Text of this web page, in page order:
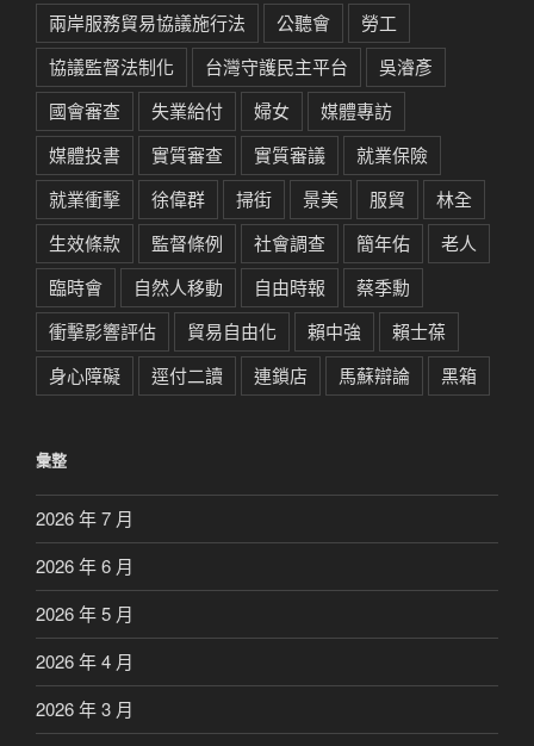
兩岸服務貿易協議施行法
公聽會
勞工
協議監督法制化
台灣守護民主平台
吳濬彥
國會審查
失業給付 婦女
媒體專訪
媒體投書
實質審查 實質審議
就業保險
就業衝擊
徐偉群 掃街 景美 服貿
林全
生效條款
監督條例 社會調查 簡年佑
老人
臨時會
自然人移動 自由時報
蔡季勳
衝擊影響評估
貿易自由化 賴中強
賴士葆
身心障礙
逕付二讀 連鎖店 馬蘇辯論 黑箱
彙整
2026 年 7 月
2026 年 6 月
2026 年 5 月
2026 年 4 月
2026 年 3 月